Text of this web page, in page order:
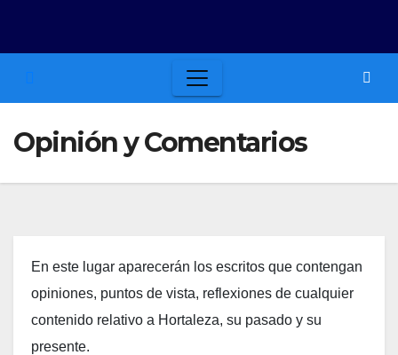
Opinión y Comentarios
En este lugar aparecerán los escritos que contengan
opiniones, puntos de vista, reflexiones de cualquier
contenido relativo a Hortaleza, su pasado y su
presente.